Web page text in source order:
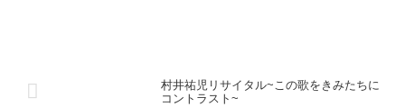
村井祐児リサイタル~この歌をきみたちに
コントラスト~